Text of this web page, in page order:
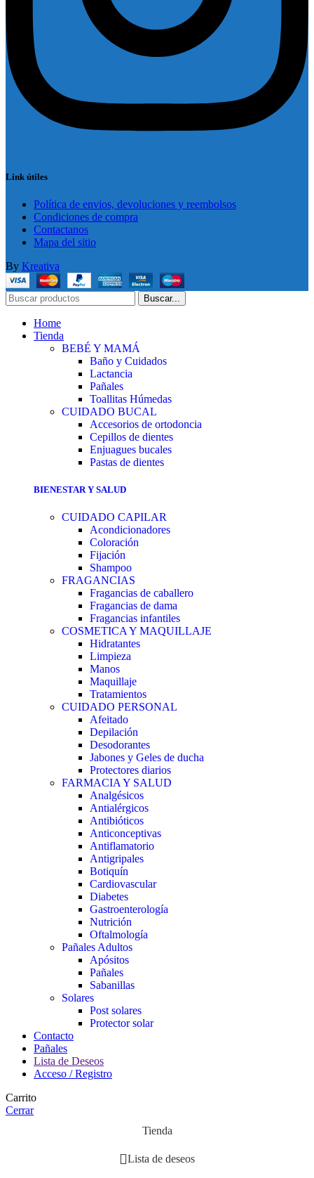
Link útiles
Política de envios, devoluciones y reembolsos
Condiciones de compra
Contactanos
Mapa del sitio
By Kreativa
Buscar...
Home
Tienda
BEBÉ Y MAMÁ
Baño y Cuidados
Lactancia
Pañales
Toallitas Húmedas
CUIDADO BUCAL
Accesorios de ortodoncia
Cepillos de dientes
Enjuagues bucales
Pastas de dientes
BIENESTAR Y SALUD
CUIDADO CAPILAR
Acondicionadores
Coloración
Fijación
Shampoo
FRAGANCIAS
Fragancias de caballero
Fragancias de dama
Fragancias infantiles
COSMETICA Y MAQUILLAJE
Hidratantes
Limpieza
Manos
Maquillaje
Tratamientos
CUIDADO PERSONAL
Afeitado
Depilación
Desodorantes
Jabones y Geles de ducha
Protectores diarios
FARMACIA Y SALUD
Analgésicos
Antialérgicos
Antibióticos
Anticonceptivas
Antiflamatorio
Antigripales
Botiquín
Cardiovascular
Diabetes
Gastroenterología
Nutrición
Oftalmología
Pañales Adultos
Apósitos
Pañales
Sabanillas
Solares
Post solares
Protector solar
Contacto
Pañales
Lista de Deseos
Acceso / Registro
Carrito
Cerrar
Tienda
Lista de deseos